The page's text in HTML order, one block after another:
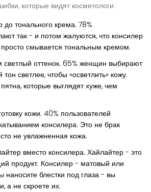
которые видят косметологи:
до тонального крема. 78%
так - и потом жалуются, что консилер
смывается тональным кремом.
оттенок. 65% женщин выбирают
светлее, чтобы «осветлить» кожу.
которые выглядят хуже, чем
кожи. 40% пользователей
консилера. Это не брак
не увлажненная кожа.
вместо консилера. Хайлайтер - это
продукт. Консилер - матовый или
наносите блестки под глаза - вы
а не скроете их.